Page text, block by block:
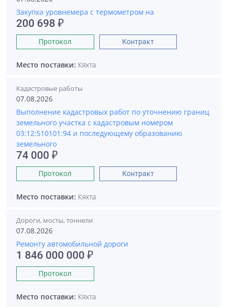
Закупка уровнемера с термометром на
200 698 ₽
Протокол Контракт
Место поставки: Кяхта
Кадастровые работы
07.08.2026
Выполнение кадастровых работ по уточнению границ
земельного участка с кадастровым номером
03:12:510101:94 и последующему образованию
земельного
74 000 ₽
Протокол Контракт
Место поставки: Кяхта
Дороги, мосты, тоннели
07.08.2026
Ремонту автомобильной дороги
1 846 000 000 ₽
Протокол
Место поставки: Кяхта